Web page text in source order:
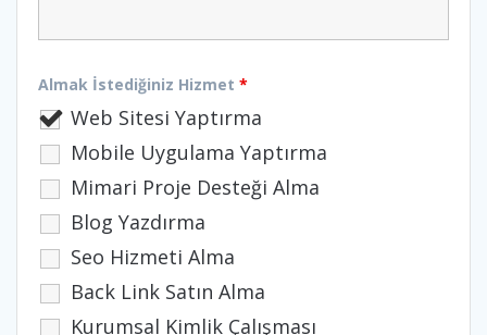
Almak İstediğiniz Hizmet *
Web Sitesi Yaptırma
Mobile Uygulama Yaptırma
Mimari Proje Desteği Alma
Blog Yazdırma
Seo Hizmeti Alma
Back Link Satın Alma
Kurumsal Kimlik Çalışması